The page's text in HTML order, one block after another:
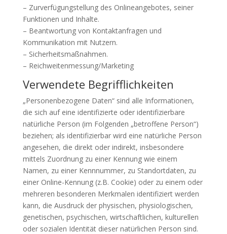
– Zurverfügungstellung des Onlineangebotes, seiner
Funktionen und Inhalte.
– Beantwortung von Kontaktanfragen und
Kommunikation mit Nutzern.
– Sicherheitsmaßnahmen.
– Reichweitenmessung/Marketing
Verwendete Begrifflichkeiten
„Personenbezogene Daten“ sind alle Informationen,
die sich auf eine identifizierte oder identifizierbare
natürliche Person (im Folgenden „betroffene Person“)
beziehen; als identifizierbar wird eine natürliche Person
angesehen, die direkt oder indirekt, insbesondere
mittels Zuordnung zu einer Kennung wie einem
Namen, zu einer Kennnummer, zu Standortdaten, zu
einer Online-Kennung (z.B. Cookie) oder zu einem oder
mehreren besonderen Merkmalen identifiziert werden
kann, die Ausdruck der physischen, physiologischen,
genetischen, psychischen, wirtschaftlichen, kulturellen
oder sozialen Identität dieser natürlichen Person sind.